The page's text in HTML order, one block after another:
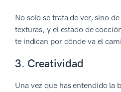
No solo se trata de ver, sino
texturas, y el estado de
te indican por dónde va el
3. Creatividad
Una vez que has entendido la